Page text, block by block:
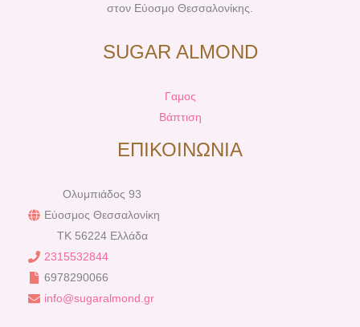
στον Εύοσμο Θεσσαλονίκης.
SUGAR ALMOND
Γαμος
Βάπτιση
ΕΠΙΚΟΙΝΩΝΙΑ
Ολυμπιάδος 93
Εύοσμος Θεσσαλονίκη
TK 56224 Ελλάδα
2315532844
6978290066
info@sugaralmond.gr